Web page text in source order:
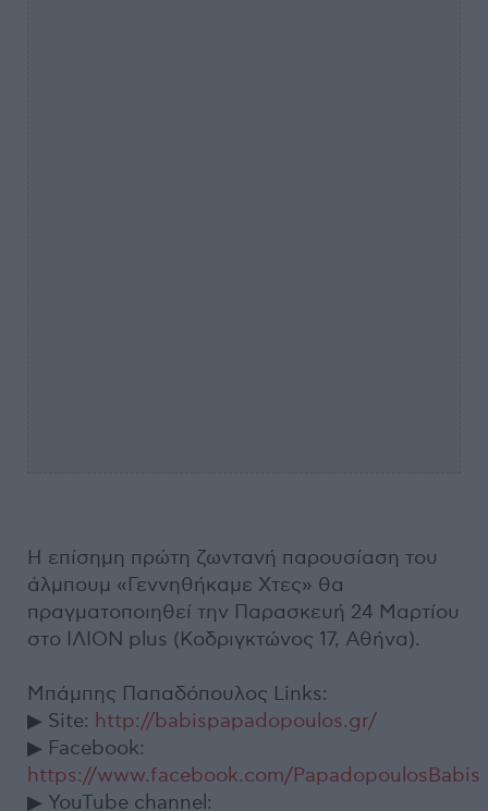
Η επίσημη πρώτη ζωντανή παρουσίαση του
άλμπουμ «Γεννηθήκαμε Χτες» θα
πραγματοποιηθεί την Παρασκευή 24 Μαρτίου
στο ΙΛΙΟΝ plus (Κοδριγκτώνος 17, Αθήνα).
Μπάμπης Παπαδόπουλος Links:
▶ Site: http://babispapadopoulos.gr/
▶ Facebook:
https://www.facebook.com/PapadopoulosBabis
▶ YouTube channel: